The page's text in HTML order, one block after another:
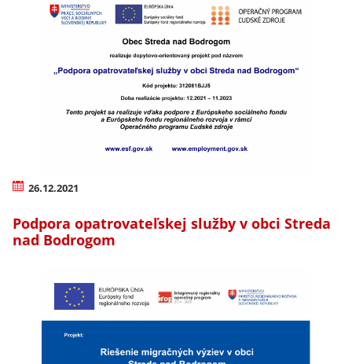
26.12.2021
Podpora opatrovateľskej služby v obci Streda
nad Bodrogom